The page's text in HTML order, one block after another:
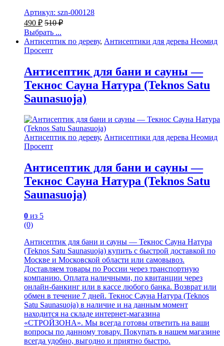
Артикул: szn-000128
490 ₽ 510₽
Выбрать ...
Антисептик по дереву, Антисептики для дерева Неомид
Просепт
Антисептик для бани и сауны —
Текнос Сауна Натура (Teknos Satu
Saunasuoja)
Антисептик по дереву, Антисептики для дерева Неомид
Просепт
Антисептик для бани и сауны —
Текнос Сауна Натура (Teknos Satu
Saunasuoja)
0 из 5
(0)
Антисептик для бани и сауны — Текнос Сауна Натура
(Teknos Satu Saunasuoja) купить с быстрой доставкой по
Москве и Московской области или самовывоз.
Доставляем товары по России через транспортную
компанию. Оплата наличными, по квитанции через
онлайн-банкинг или в кассе любого банка. Возврат или
обмен в течение 7 дней. Текнос Сауна Натура (Teknos
Satu Saunasuoja) в наличие и на данным момент
находится на складе интернет-магазина
«СТРОЙЗОНА». Мы всегда готовы ответить на ваши
вопросы по данному товару. Покупать в нашем магазине
всегда удобно, выгодно и приятно быстро.